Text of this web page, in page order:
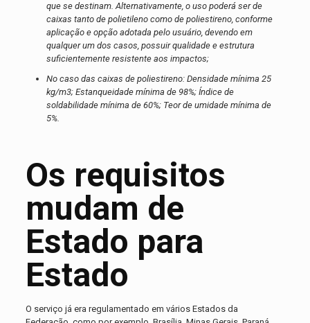
que se destinam. Alternativamente, o uso poderá ser de
caixas tanto de polietileno como de poliestireno, conforme
aplicação e opção adotada pelo usuário, devendo em
qualquer um dos casos, possuir qualidade e estrutura
suficientemente resistente aos impactos;
No caso das caixas de poliestireno: Densidade mínima 25
kg/m3; Estanqueidade mínima de 98%; Índice de
soldabilidade mínima de 60%; Teor de umidade mínima de
5%.
Os requisitos
mudam de
Estado para
Estado
O serviço já era regulamentado em vários Estados da